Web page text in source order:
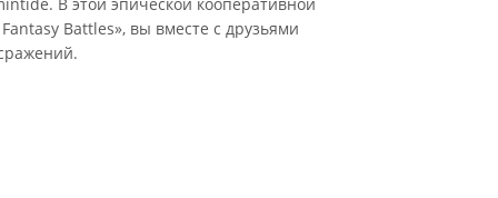
Battles», вы вместе с друзьями